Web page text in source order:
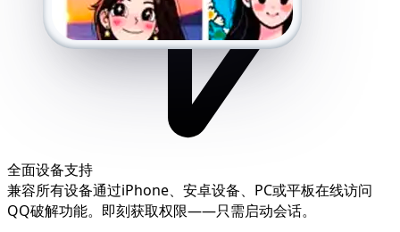
全面设备支持
兼容所有设备通过iPhone、安卓设备、PC或平板在线访问
QQ破解功能。即刻获取权限——只需启动会话。